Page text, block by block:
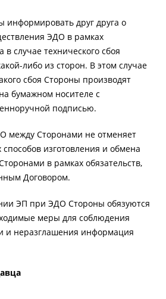
информировать друг друга о
ЭДО в рамках
в случае технического сбоя
либо из сторон. В этом случае
сбоя Стороны производят
бумажном носителе с
подписью.
между Сторонами не отменяет
изготовления и обмена
в рамках обязательств,
Договором.
ЭП при ЭДО Стороны обязуются
меры для соблюдения
и неразглашения информация